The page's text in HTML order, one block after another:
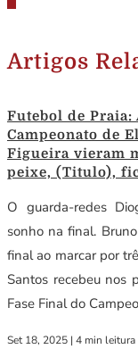
Artigos
Futebol de Praia:
Campeonato de
Figueira vieram
peixe, (Titulo),
O guarda-redes
sonho na final.
final ao marcar por
Santos recebeu nos
Fase Final do
Set 18, 2025 | 4 min leitura